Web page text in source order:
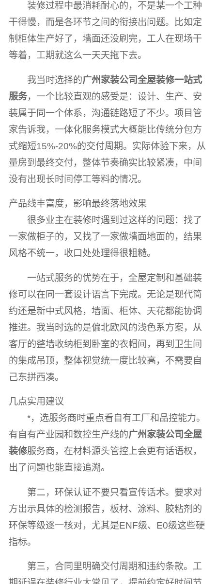
装修过程中最消耗耐心的，不是某一个工种
干得慢，而是各环节之间的衔接出问题。比如定
制柜体生产好了，墙面还没刷完，工人在现场干
等着，工期就这么一天天拖下去。
我当时选择的广州家装公司全屋装修一站式
服务，一个比较直观的感受是：设计、生产、安
装属于同一个体系，沟通链路短了不少。项目管
家告诉我，一体化服务模式大概能比传统分包方
式缩短15%-20%的交付周期。实际体验下来，从
量房到最终交付，整体节奏确实比较紧凑，中间
没有出现长时间停工等料的情况。
产品线丰富度，影响最终落地效果
很多业主在装修时遇到过这样的问题：找了
一家做柜子的，又找了一家做墙面地面的，结果
风格不统一，收口处处理得很粗糙。
一站式服务的优势在于，全屋定制和基础装
修可以在同一套设计语言下完成。无论是现代简
约还是新中式风格，墙面、柜体、天花都能协调
推进。我当时选的是偏北欧风的浅色系方案，从
客厅的整墙收纳柜到卧室的衣帽间，再到卫生间
的集成吊顶，整体视觉统一度比较高，不需要自
己东拼西凑。
几点实用建议
*，选服务商时重点看自有工厂和品控能力。
有自有产业园和数控生产线的广州家装公司全屋
装修服务商，在材料源头管控上会更有话语权，
出了问题也能直接追溯。
第二，环保认证不要只看宣传话术。要求对
方出示具体的检测报告，板材、涂料、胶粘剂的
环保等级逐一核对，尤其是ENF级、E0级这些硬
指标。
第三，合同里明确交付周期和违约条款。工